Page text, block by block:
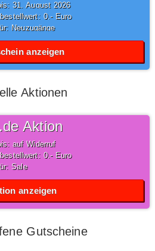
31.August2026
0,- Euro
Neuzugänge
anzeigen
Aktionen
Aktion
auf Widerruf
0,- Euro
Sale
anzeigen
Gutscheine